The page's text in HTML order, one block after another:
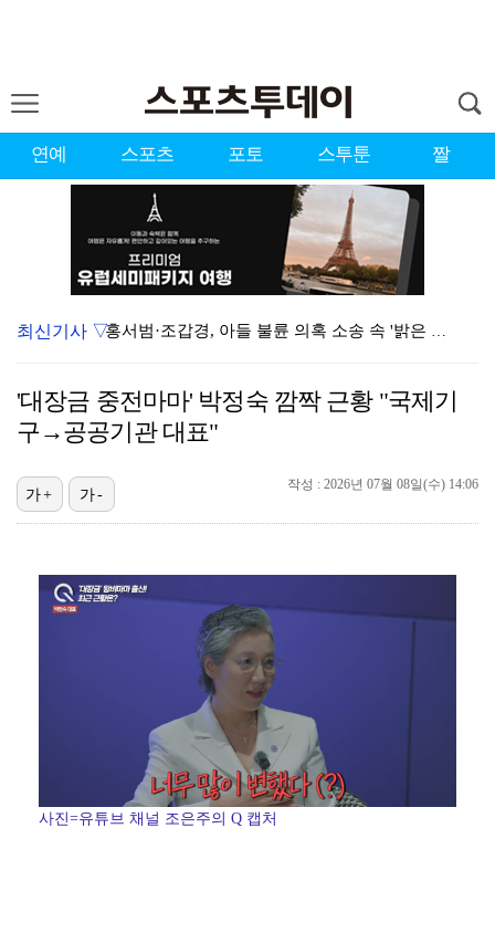
연예 스포츠 포토 스투툰 짤
홍서범·조갑경, 아들 불륜 의혹 소송 속 '밝은 근황'…
'리틀 김연경' 손서연 28점 폭발…U17 여자배구, …
'호프', 글로벌 순항…토론토 영화제 미드나잇 매드니스…
데이식스 영케이, '사운드플래닛페스티벌' 출격…첫 솔로…
[ST포토] 문정민, 버디 했어요
최신기사 ▽
'대장금 중전마마' 박정숙 깜짝 근황 "국제기
구→공공기관 대표"
작성 : 2026년 07월 08일(수) 14:06
가+ 가-
사진=유튜브 채널 조은주의 Q 캡처